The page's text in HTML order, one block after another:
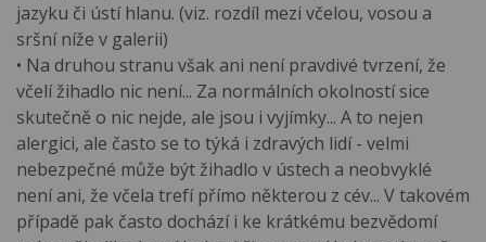
jazyku či ústí hlanu. (viz. rozdíl mezi včelou, vosou a
sršní níže v galerii)
• Na druhou stranu však ani není pravdivé tvrzení, že
včelí žihadlo nic není... Za normálních okolností sice
skutečně o nic nejde, ale jsou i vyjímky... A to nejen
alergici, ale často se to týká i zdravých lidí - velmi
nebezpečné může být žihadlo v ústech a neobvyklé
není ani, že včela trefí přímo některou z cév... V takovém
případě pak často dochází i ke krátkému bezvědomí